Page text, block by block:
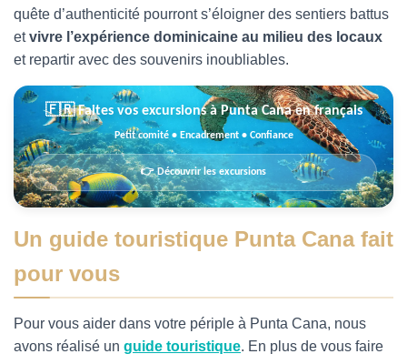
quête d’authenticité pourront s’éloigner des sentiers battus
etvivre l’expérience dominicaine au milieu des locaux
et repartir avec des souvenirs inoubliables.
🇫🇷 Faites vos excursions à Punta Cana en français
Petit comité • Encadrement • Confiance
👉 Découvrir les excursions
Un guide touristique Punta Cana fait
pour vous
Pour vous aider dans votre périple à Punta Cana, nous
avons réalisé un guide touristique. En plus de vous faire